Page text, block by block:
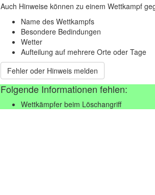
Auch Hinweise können zu einem Wettkampf
Name des Wettkampfs
Besondere Bedindungen
Wetter
Aufteilung auf mehrere Orte oder Tage
Fehler oder Hinweis melden
Folgende Informationen fehlen:
Wettkämpfer beim Löschangriff